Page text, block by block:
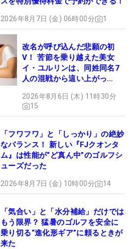
2026年8月7日 (金) 06時00分 1
改名が呼び込んだ悲願の初
V！ 苦節を乗り越えた美女
イ・ユルリンは、同姓同名7
人の混戦から這い上がっ
2026年8月6日 (木) 11時30分
15
「フワフワ」と「しっかり」の絶妙
なバランス！ 新しい『FJクオンタ
ム』は性能が“ど真ん中”のゴルフシ
ューズだった
2026年8月7日 (金) 10時00分 14
「気合い」と「水分補給」だけでは
もう限界？ 猛暑のゴルフを安全に
乗り切る“進化形ギア”に頼るときが
来た